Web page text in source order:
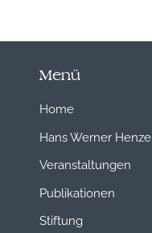
Menü
Home
Hans Werner Henze
Veranstaltungen
Publikationen
Stiftung